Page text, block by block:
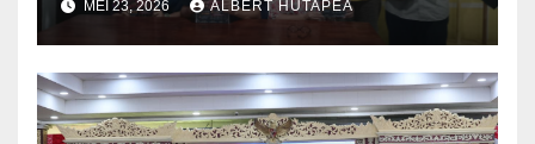
Acara Agustus 2026
MEI 23, 2026 ALBERT HUTAPEA